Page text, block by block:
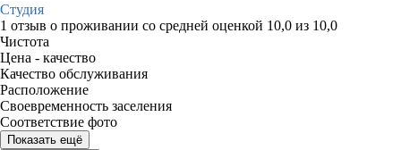
Студия
1 отзыв о проживании со средней оценкой 10,0 из 10,0
Чистота
Цена - качество
Качество обслуживания
Расположение
Своевременность заселения
Соответствие фото
Показать ещё